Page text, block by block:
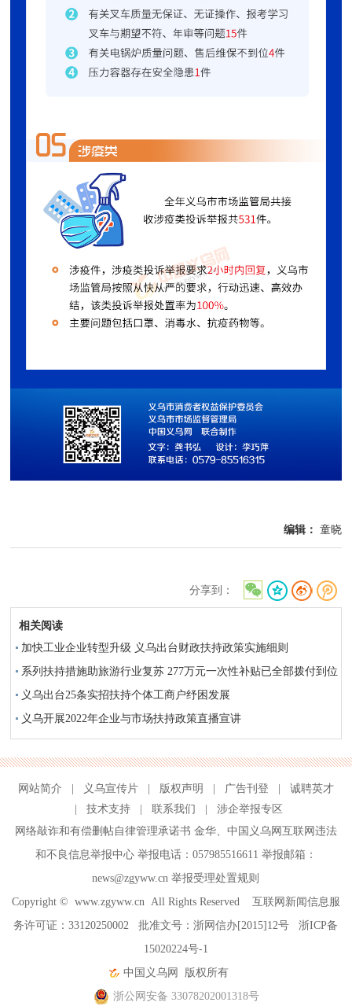
编辑： 童晓
分享到：
相关阅读
加快工业企业转型升级 义乌出台财政扶持政策实施细则
系列扶持措施助旅游行业复苏 277万元一次性补贴已全部拨付到位
义乌出台25条实招扶持个体工商户纾困发展
义乌开展2022年企业与市场扶持政策直播宣讲
网站简介 义乌宣传片 版权声明 广告刊登
诚聘英才
技术支持 联系我们
涉企举报专区
网络敲诈和有偿删帖自律管理承诺书 金华、 中国义乌网互联网违法
和不良信息举报中心举报电话：057985516611 举报邮箱：
news@zgyww.cn举报受理处置规则
Copyright © www.zgyww.cnAll Rights Reserved 互联网新闻信息服
务许可证：33120250002 批准文号：浙网信办[2015]12号浙ICP备
15020224号-1
中国义乌网
版权所有
浙公网安备 33078202001318号